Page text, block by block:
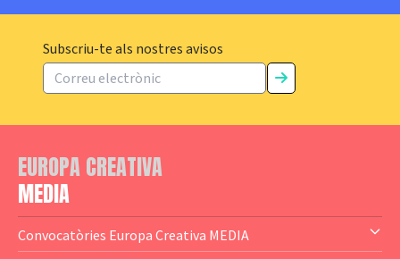
Subscriu-te als nostres avisos
EUROPA CREATIVA
MEDIA
Convocatòries Europa Creativa MEDIA